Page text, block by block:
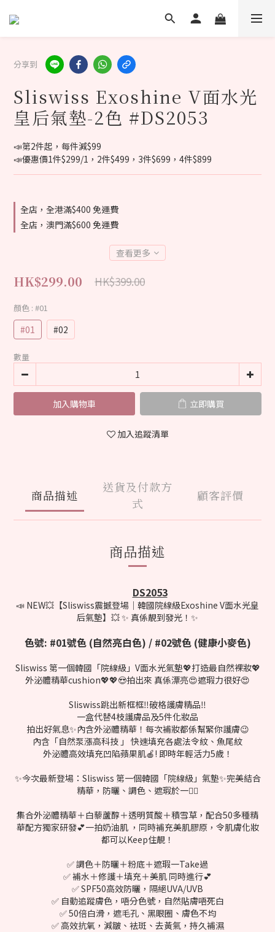
分享到
Sliswiss Exoshine V面水光
皇后氣墊-2色 #DS2053
📣第2件起，每件減$99
📣優惠價1件$299/1，2件$499，3件$699，4件$899
全店，全港滿$400 免運費
全店，澳門滿$600 免運費
查看更多
HK$299.00 HK$399.00
顏色 : #01
#01 #02
數量
加入購物車 立即購買
加入追蹤清單
商品描述
送貨及付款方
式
顧客評價
商品描述
DS2053
📣 NEW💥【Sliswiss震撼登場｜韓國院線級Exoshine V面水光皇
后氣墊】💥 ✨ 真係靚到發光！✨
色號: #01號色 (自然亮白色) / #02號色 (健康小麥色)
Sliswiss 第一個韓國「院線級」V面水光氣墊💖打造最自然裸妝💖
外泌體精華cushion💖💖😍拍出來 真係漂亮😍遮瑕力很好😍
Sliswiss跳出新框框‼破格護膚精品‼
一盒代替4枝護膚品及5件化妝品
拍出好氣息✨內含外泌體精華！每次補妝都係幫緊你護膚😉
內含「自然泵漲高科技 」 快速填充各處法令紋、魚尾紋
外泌體高效填充凹陷蘋果肌🍎! 即時年輕活力5歲！
✨今次最新登場：Sliswiss 第一個韓國「院線級」氣墊✨完美結合
精華，防曬、調色、遮瑕於一身🏻
集合外泌體精華＋白藜蘆醇＋透明質酸＋積雪草，配合50多種精
華配方獨家研發💕一拍奶油肌 ，同時補充美肌膠原，令肌膚化妝
都可以Keep住靚！
✅ 調色＋防曬＋粉底＋遮瑕一Take過
✅ 補水＋修護＋填充＋美肌 同時進行💕
✅ SPF50高效防曬，隔絕UVA/UVB
✅ 自動追蹤膚色，唔分色號，自然貼膚唔死白
✅ 50倍白滑，遮毛孔、黑眼圈、膚色不均
✅ 高效抗氧，減皺、袪斑、去黃氣，持久補濕